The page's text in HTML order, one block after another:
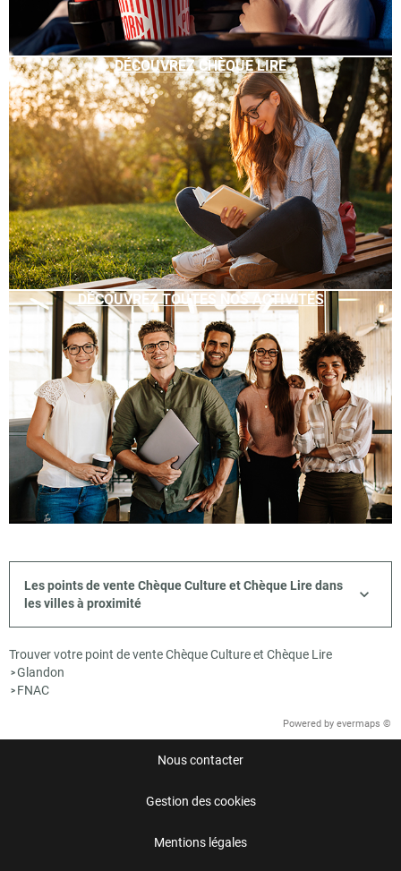
DÉCOUVREZ CHÈQUE LIRE
DÉCOUVREZ TOUTES NOS ACTIVITÉS
Les points de vente Chèque Culture et Chèque Lire dans
les villes à proximité
Trouver votre point de vente Chèque Culture et Chèque Lire
>Glandon
> FNAC
Powered by evermaps ©
Nous contacter
Gestion des cookies
Mentions légales